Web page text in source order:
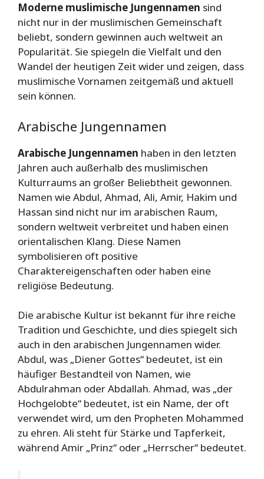
Moderne muslimische Jungennamen sind
nicht nur in der muslimischen Gemeinschaft
beliebt, sondern gewinnen auch weltweit an
Popularität. Sie spiegeln die Vielfalt und den
Wandel der heutigen Zeit wider und zeigen, dass
muslimische Vornamen zeitgemäß und aktuell
sein können.
Arabische Jungennamen
Arabische Jungennamen haben in den letzten
Jahren auch außerhalb des muslimischen
Kulturraums an großer Beliebtheit gewonnen.
Namen wie Abdul, Ahmad, Ali, Amir, Hakim und
Hassan sind nicht nur im arabischen Raum,
sondern weltweit verbreitet und haben einen
orientalischen Klang. Diese Namen
symbolisieren oft positive
Charaktereigenschaften oder haben eine
religiöse Bedeutung.
Die arabische Kultur ist bekannt für ihre reiche
Tradition und Geschichte, und dies spiegelt sich
auch in den arabischen Jungennamen wider.
Abdul, was „Diener Gottes“ bedeutet, ist ein
häufiger Bestandteil von Namen, wie
Abdulrahman oder Abdallah. Ahmad, was „der
Hochgelobte“ bedeutet, ist ein Name, der oft
verwendet wird, um den Propheten Mohammed
zu ehren. Ali steht für Stärke und Tapferkeit,
während Amir „Prinz“ oder „Herrscher“ bedeutet.